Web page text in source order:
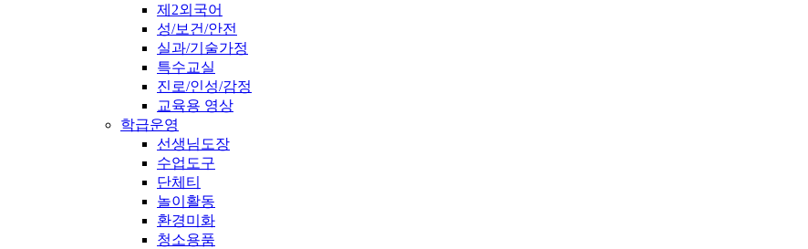
제2외국어
성/보건/안전
실과/기술가정
특수교실
진로/인성/감정
교육용 영상
학급운영
선생님도장
수업도구
단체티
놀이활동
환경미화
청소용품